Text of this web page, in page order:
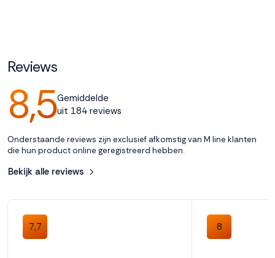
Reviews
8,5Gemiddelde
uit 184 reviews
Onderstaande reviews zijn exclusief afkomstig van M line klanten
die hun product online geregistreerd hebben.
Bekijk alle reviews
7,7 8